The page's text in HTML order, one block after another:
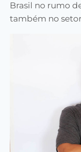
Brasil no rumo
também no